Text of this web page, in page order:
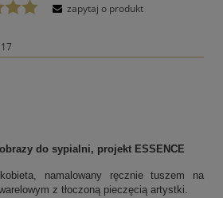
zapytaj o produkt
do sypialni, projekt ESSENCE
namalowany ręcznie tuszem na
z tłoczoną pieczęcią artystki.